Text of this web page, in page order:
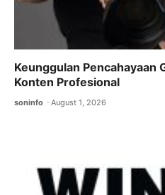
Keunggulan Pencahayaan
Konten Profesional
soninfo August 1, 2026